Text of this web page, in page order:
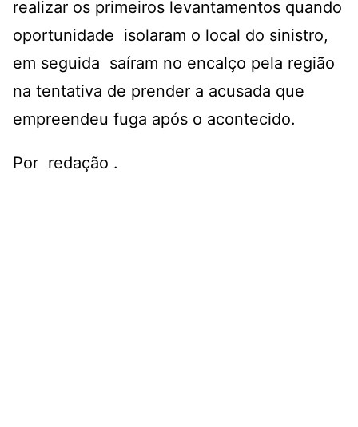
realizar os primeiros levantamentos quando
oportunidade isolaram o local do sinistro,
em seguida saíram no encalço pela região
na tentativa de prender a acusada que
empreendeu fuga após o acontecido.
Por redação .